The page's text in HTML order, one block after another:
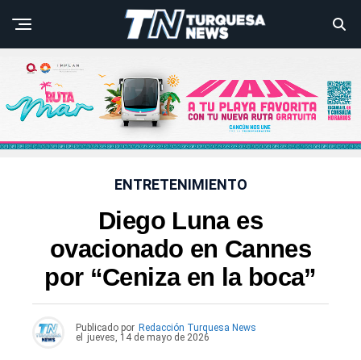
ENTRETENIMIENTO
Diego Luna es
ovacionado en Cannes
por “Ceniza en la boca”
Publicado por Redacción Turquesa News
el
jueves, 14 de mayo de 2026